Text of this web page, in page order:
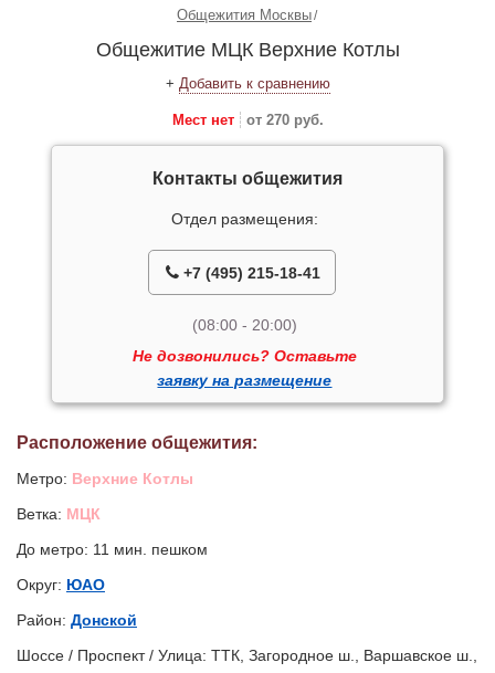
Общежития Москвы
Общежитие МЦК Верхние Котлы
+ Добавить к сравнению
Мест нет от 270 руб.
Контакты общежития
Отдел размещения:
+7 (495) 215-18-41
(08:00 - 20:00)
Не дозвонились? Оставьте
заявку на размещение
Расположение общежития:
Метро: Верхние Котлы
Ветка: МЦК
До метро: 11 мин. пешком
Округ: ЮАО
Район: Донской
Шоссе / Проспект / Улица: ТТК, Загородное ш., Варшавское ш.,